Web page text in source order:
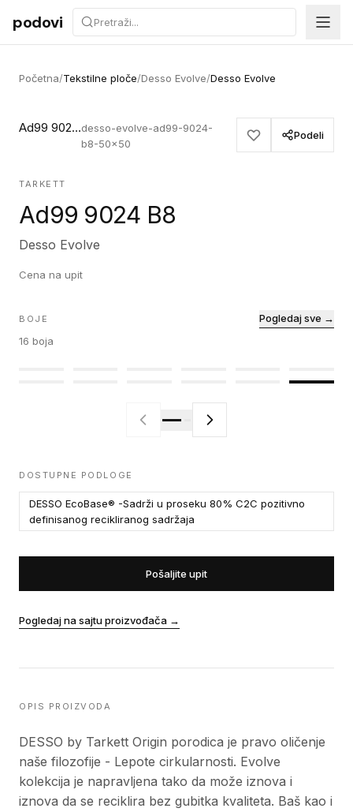
Preskoči na sadržaj
podovi
Početna/Tekstilne ploče/Desso Evolve/Desso Evolve
Ad99 9024 B8desso-evolve-ad99-9024-
b8-50x50
Podeli
TARKETT
Ad99 9024 B8
Desso Evolve
Cena na upit
BOJE
16 boja
Pogledaj sve →
DOSTUPNE PODLOGE
DESSO EcoBase® -Sadrži u proseku 80% C2C pozitivno
definisanog recikliranog sadržaja
Pošaljite upit
Pogledaj na sajtu proizvođača →
OPIS PROIZVODA
DESSO by Tarkett Origin porodica je pravo oličenje
naše filozofije - Lepote cirkularnosti. Evolve
kolekcija je napravljena tako da može iznova i
iznova da se reciklira bez gubitka kvaliteta. Baš kao i